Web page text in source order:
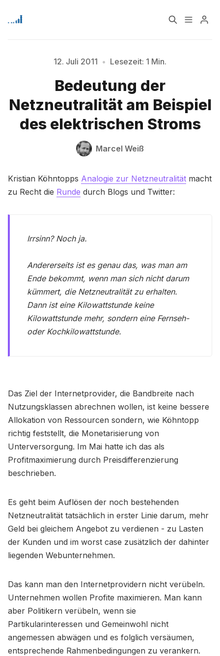
Bitte geben Sie mindestens 3 Zeichen ein
12. Juli 2011 • Lesezeit: 1 Min.
Bedeutung der
Netzneutralität am Beispiel
des elektrischen Stroms
Marcel Weiß
Kristian Köhntopps Analogie zur Netzneutralität macht
zu Recht die Runde durch Blogs und Twitter:
Irrsinn? Noch ja.
Andererseits ist es genau das, was man am
Ende bekommt, wenn man sich nicht darum
kümmert, die Netzneutralität zu erhalten.
Dann ist eine Kilowattstunde keine
Kilowattstunde mehr, sondern eine Fernseh-
oder Kochkilowattstunde.
Das Ziel der Internetprovider, die Bandbreite nach
Nutzungsklassen abrechnen wollen, ist keine bessere
Allokation von Ressourcen sondern, wie Köhntopp
richtig feststellt, die Monetarisierung von
Unterversorgung. Im Mai hatte ich das als
Profitmaximierung durch Preisdifferenzierung
beschrieben.
Es geht beim Auflösen der noch bestehenden
Netzneutralität tatsächlich in erster Linie darum, mehr
Geld bei gleichem Angebot zu verdienen - zu Lasten
der Kunden und im worst case zusätzlich der dahinter
liegenden Webunternehmen.
Das kann man den Internetprovidern nicht verübeln.
Unternehmen wollen Profite maximieren. Man kann
aber Politikern verübeln, wenn sie
Partikularinteressen und Gemeinwohl nicht
angemessen abwägen und es folglich versäumen,
entsprechende Rahmenbedingungen zu verankern.